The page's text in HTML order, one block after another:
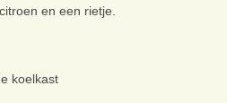
en een rietje.
koelkast